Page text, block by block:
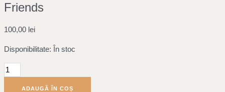
Friends
100,00 lei
Disponibilitate: În stoc
sunete
Forest
ADAUGĂ ÎN COȘ